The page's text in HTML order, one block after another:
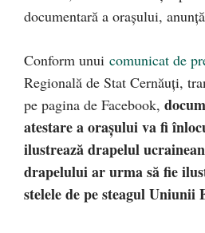
documentară a orașului, anunță
Conform unui comunicat de
Regională de Stat Cernăuți,
pe pagina de Facebook,
atestare a orașului va fi
ilustrează drapelul
drapelului ar urma să fie
stelele de pe steagul Uniunii